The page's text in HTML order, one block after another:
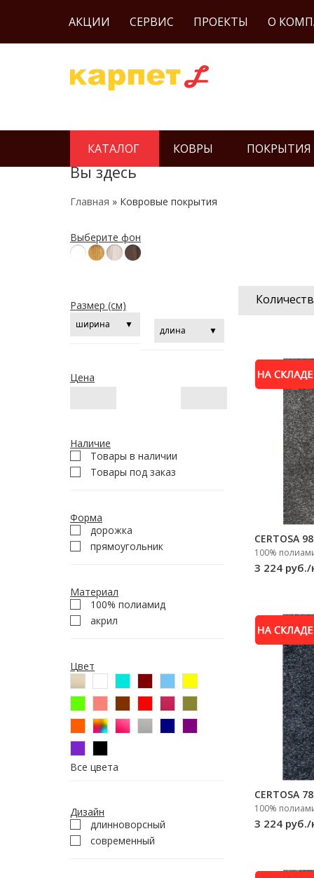
АКЦИИ СЕРВИС ПРОЕКТЫ О
КАТАЛОГ КОВРЫ ПОКРЫТИЯ
Вы здесь
Главная » Ковровые покрытия
CERTOSA 98
100%
3 224
CERTOSA 78
100%
3 224
Выберите фон
Размер (см)
Цена
Наличие
Товары в наличии
Товары под заказ
Форма
дорожка
прямоугольник
Материал
100% полиамид
акрил
Цвет
Все цвета
Дизайн
длинноворсный
современный